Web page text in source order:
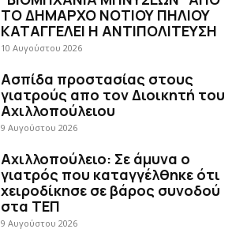
ΤΟ ΔΗΜΑΡΧΟ ΝΟΤΙΟΥ ΠΗΛΙΟΥ
ΚΑΤΑΓΓΕΛΕΙ Η ΑΝΤΙΠΟΛΙΤΕΥΣΗ
10 Αυγούστου 2026
Ασπίδα προστασίας στους
γιατρούς απο τον Διοικητή του
Αχιλλοπούλειου
9 Αυγούστου 2026
Αχιλλοπούλειο: Σε άμυνα ο
γιατρός που καταγγέλθηκε ότι
χειροδίκησε σε βάρος συνοδού
στα ΤΕΠ
9 Αυγούστου 2026